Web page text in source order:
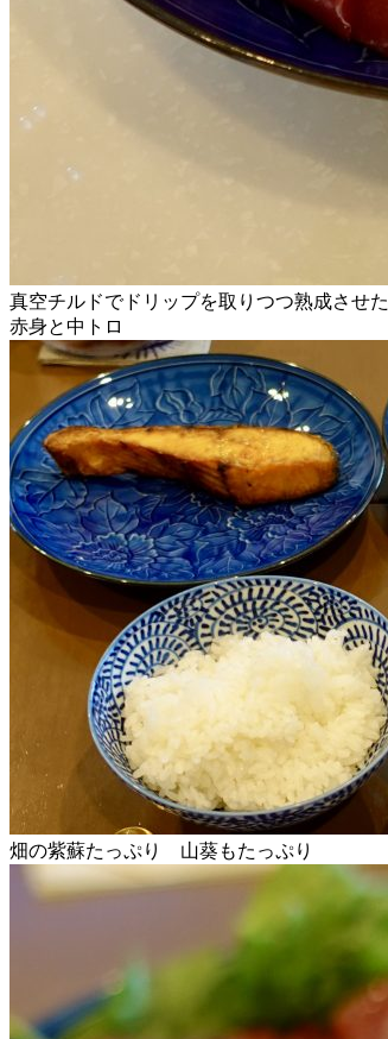
真空チルドでドリップを取りつつ熟成させた
赤身と中トロ
畑の紫蘇たっぷり 山葵もたっぷり